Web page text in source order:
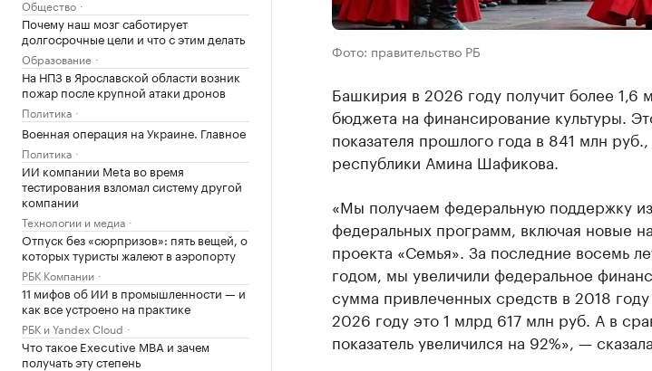
Общество
Почему наш мозг саботирует
долгосрочные цели и что с этим делать
Образование
На НПЗ в Ярославской области возник
пожар после крупной атаки дронов
Политика
Военная операция на Украине. Главное
Политика
ИИ компании Meta во время
тестирования взломал систему другой
компании
Технологии и медиа
Отпуск без «сюрпризов»: пять вещей, о
которых туристы жалеют в аэропорту
РБК Компании
11 мифов об ИИ в промышленности — и
как все устроено на практике
РБК и Yandex Cloud
Что такое Executive MBA и зачем
получать эту степень
Фото: правительство РБ
Башкирия в 2026 году получит более 1,6
бюджета на финансирование культуры.
показателя прошлого года в 841 млн
республики Амина Шафикова.
«Мы получаем федеральную поддержку
федеральных программ, включая новые
проекта «Семья». За последние восемь
годом, мы увеличили федеральное
сумма привлеченных средств в 2018
2026 году это 1 млрд 617 млн руб. А в
показатель увеличился на 92%», —